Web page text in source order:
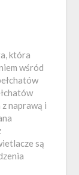
która
wśród
naprawą i
są